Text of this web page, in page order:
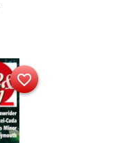
favorite_border